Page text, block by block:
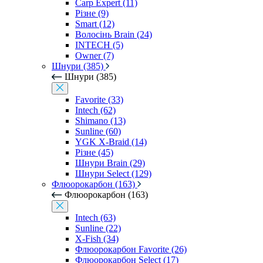
Carp Expert (11)
Різне (9)
Smart (12)
Волосінь Brain (24)
INTECH (5)
Owner (7)
Шнури (385)
Шнури (385)
Favorite (33)
Intech (62)
Shimano (13)
Sunline (60)
YGK X-Braid (14)
Різне (45)
Шнури Brain (29)
Шнури Select (129)
Флюорокарбон (163)
Флюорокарбон (163)
Intech (63)
Sunline (22)
X-Fish (34)
Флюорокарбон Favorite (26)
Флюорокарбон Select (17)